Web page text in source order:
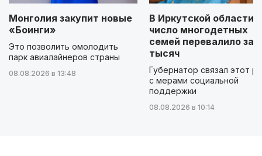
Монголия закупит новые
«Боинги»
Это позволить омолодить
парк авиалайнеров страны
08.08.2026 в 13:48
В Иркутской области
число многодетных
семей перевалило за
тысяч
Губернатор связал этот
с мерами социальной
поддержки
08.08.2026 в 10:14